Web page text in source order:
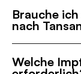
Brauche
nach
Welche